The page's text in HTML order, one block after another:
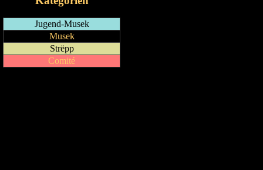
Jugend-Musek
Musek
Strëpp
Comité